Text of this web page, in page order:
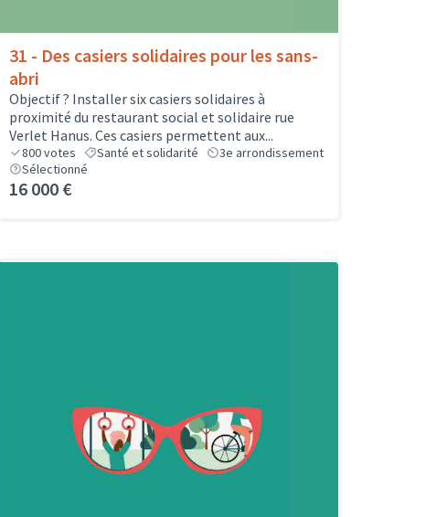
31 - Des casiers solidaires pour les sans-
abri
Objectif ? Installer six casiers solidaires à
proximité du restaurant social et solidaire rue
Verlet Hanus. Ces casiers permettent aux...
800votes Santé et solidarité
3e arrondissement
Sélectionné
16 000 €